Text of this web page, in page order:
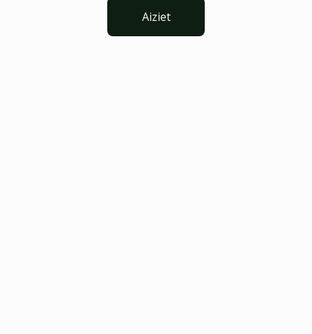
Aiziet